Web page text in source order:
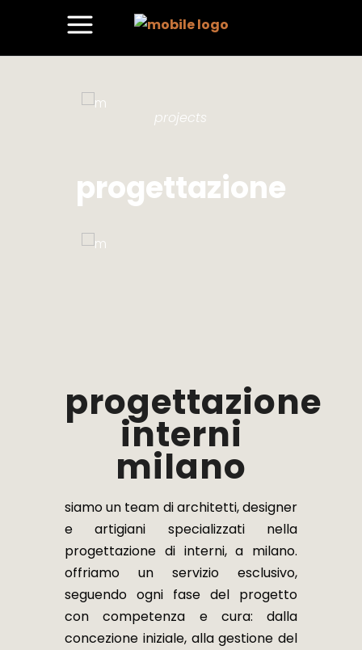
progettazione
projects
progettazione
interni
milano
siamo un team di architetti, designer
e artigiani specializzati nella
progettazione di interni, a milano.
offriamo un servizio esclusivo,
seguendo ogni fase del progetto
con competenza e cura: dalla
concezione iniziale, alla gestione del